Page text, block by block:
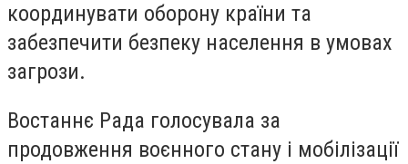
координувати оборону країни та
забезпечити безпеку населення в умовах
загрози.
Востаннє Рада голосувала за
продовження воєнного стану і мобілізації